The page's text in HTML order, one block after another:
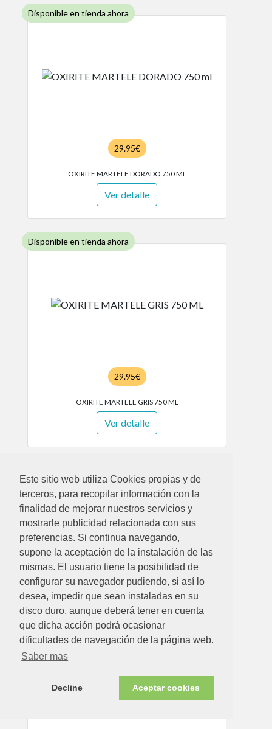
Este sitio web utiliza Cookies propias y de
terceros, para recopilar información con la
finalidad de mejorar nuestros servicios y
mostrarle publicidad relacionada con sus
preferencias. Si continua navegando,
supone la aceptación de la instalación de las
mismas. El usuario tiene la posibilidad de
configurar su navegador pudiendo, si así lo
desea, impedir que sean instaladas en su
disco duro, aunque deberá tener en cuenta
que dicha acción podrá ocasionar
dificultades de navegación de la página web.
Saber mas
Decline Aceptar cookies
Disponible en tienda ahora
29.95€
OXIRITE MARTELE DORADO 750 ML
Ver detalle
Disponible en tienda ahora
29.95€
OXIRITE MARTELE GRIS 750 ML
Ver detalle
12.35€
OXIRITE MARTELE GRIS PLATA 250 ML
Disponible en tienda ahora